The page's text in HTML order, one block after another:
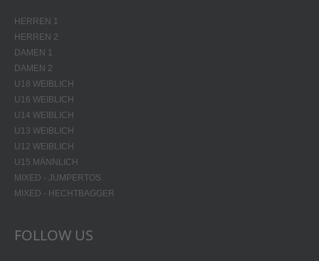
HERREN 1
HERREN 2
DAMEN 1
DAMEN 2
U18 WEIBLICH
U16 WEIBLICH
U14 WEIBLICH
U13 WEIBLICH
U12 WEIBLICH
U15 MÄNNLICH
MIXED - JUMPERTOS
MIXED - HECHTBAGGER
FOLLOW US